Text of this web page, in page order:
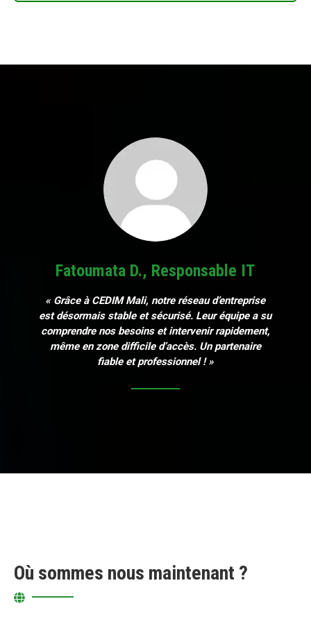
Fatoumata D., Responsable IT
« Grâce à CEDIM Mali, notre réseau d’entreprise
est désormais stable et sécurisé. Leur équipe a su
comprendre nos besoins et intervenir rapidement,
même en zone difficile d’accès. Un partenaire
fiable et professionnel ! »
Où sommes nous maintenant ?